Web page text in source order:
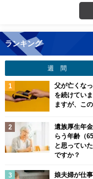
ランキング
週 間
父が亡くな
を続けてい
ますが、こ
遺族厚生年
らう年齢（
と思ってい
ですか？
娘夫婦が仕